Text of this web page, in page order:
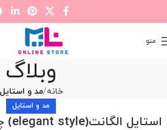
منو
وبلاگ
خانه مد و استایل
مد و استایل